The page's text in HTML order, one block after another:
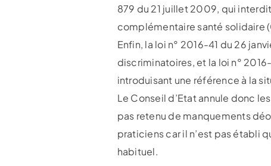
879 du 21 juillet 2009, qui
complémentaire santé solidaire
Enfin, la loi n° 2016-41 du 26
discriminatoires, et la loi n°
introduisant une référence à la
Le Conseil d’Etat annule donc
pas retenu de manquements
praticiens car il n’est pas établi
habituel.